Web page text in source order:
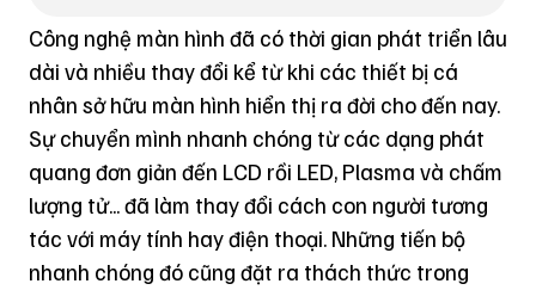
Công nghệ màn hình đã có thời gian phát triển lâu
dài và nhiều thay đổi kể từ khi các thiết bị cá
nhân sở hữu màn hình hiển thị ra đời cho đến nay.
Sự chuyển mình nhanh chóng từ các dạng phát
quang đơn giản đến LCD rồi LED, Plasma và chấm
lượng tử... đã làm thay đổi cách con người tương
tác với máy tính hay điện thoại. Những tiến bộ
nhanh chóng đó cũng đặt ra thách thức trong